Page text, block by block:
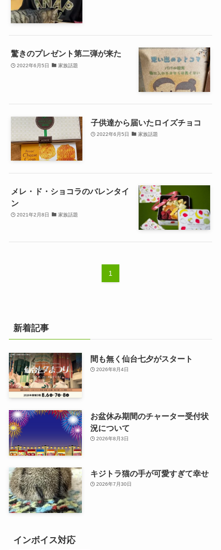
驚きのプレゼント第二弾が来た
2022年6月5日 家族話題
子供達から届いたロイズチョコ
2022年6月5日 家族話題
メレ・ド・ショコラのバレンタイ
ン
2021年2月8日 家族話題
1
新着記事
間も無く仙台七夕がスタート
2026年8月4日
お盆休み期間のチャーター受付状
況について
2026年8月3日
キジトラ猫の手が可愛すぎて幸せ
2026年7月30日
インボイス対応